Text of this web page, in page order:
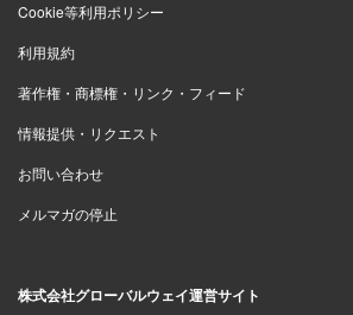
Cookie等利用ポリシー
利用規約
著作権・商標権・リンク・フィード
情報提供・リクエスト
お問い合わせ
メルマガの停止
株式会社グローバルウェイ運営サイト